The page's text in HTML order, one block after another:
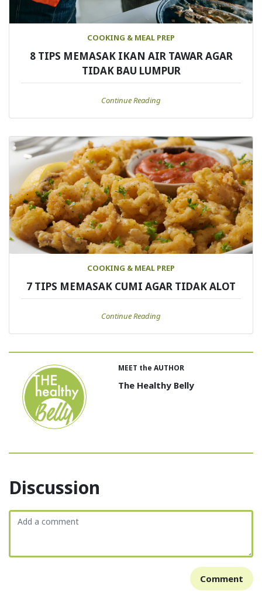
COOKING & MEAL PREP
8 TIPS MEMASAK IKAN AIR TAWAR AGAR
TIDAK BAU LUMPUR
Continue Reading
COOKING & MEAL PREP
7 TIPS MEMASAK CUMI AGAR TIDAK ALOT
Continue Reading
MEET the AUTHOR
The Healthy Belly
Discussion
Comment